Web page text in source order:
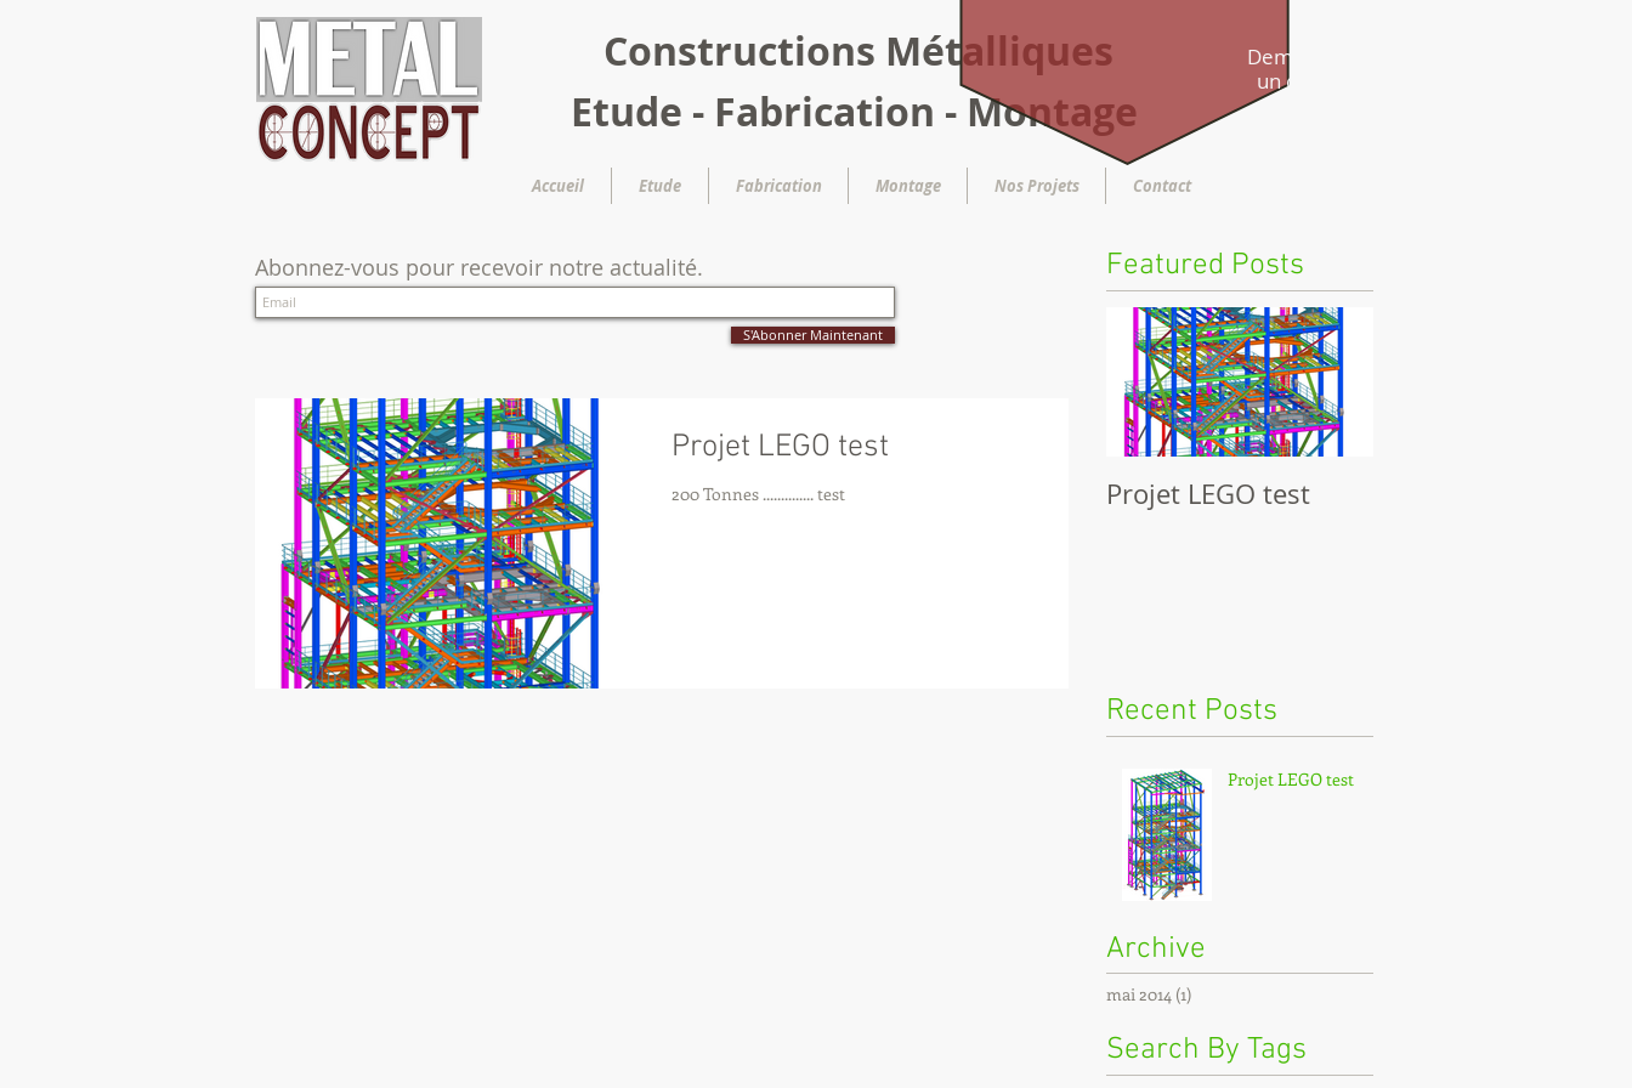
Constructions Métalliques
Etude - Fabrication - Montage
Accueil Etude Fabrication Montage Nos Projets Contact
un devis,
Demandez
Abonnez-vous pour recevoir notre actualité.
S'Abonner Maintenant
Projet LEGO test
200 Tonnes .............. test
Featured Posts
Projet LEGO test
Recent Posts
Projet LEGO test
Archive
mai 2014 (1)
Search By Tags